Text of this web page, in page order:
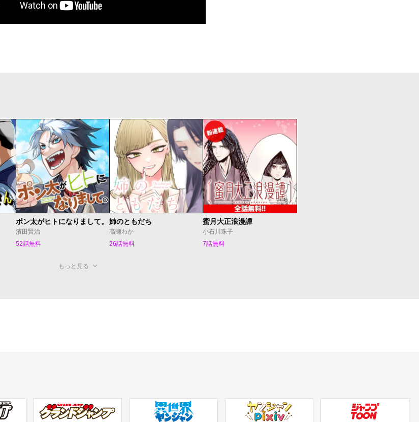
ポン太がヒトになりまして。
濱田賢治
52話無料
姉のともだち
高瀬わか
26話無料
蜜月大正浪漫譚
小石川珠子
7話無料
もっと見る
グランドジャンプ 異世界ヤンジャン ヤンジャンpixiv ジャンプTOON